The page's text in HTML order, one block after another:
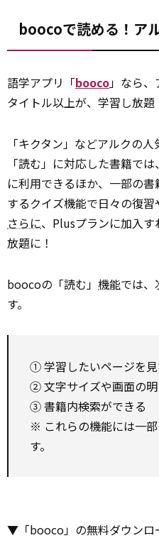
boocoで読める！ア
語学アプリ「booco」なら
タイトル以上が、学習し放題
「キクタン」などアルクの
「読む」に対応した書籍で
に利用できるほか、一部の
するクイズ機能で日々の復習
さらに、Plusプランに加入
放題に！
boocoの「読む」 機能では、
す。
① 学習したいページを
② 文字サイズや画面の
③ 書籍内検索ができる
※ これらの機能には一
す。
▼「booco」の無料ダウンロ